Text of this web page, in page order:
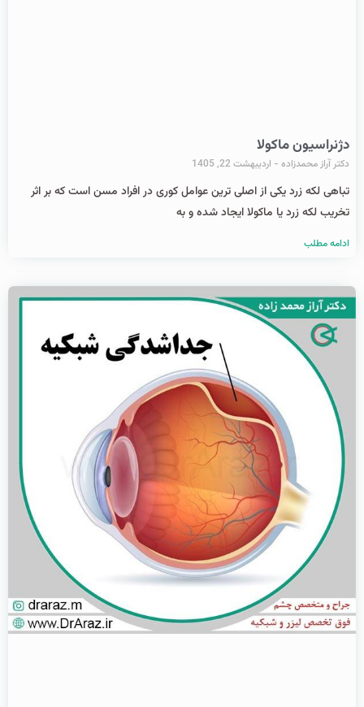
دژنراسیون ماکولا
دکتر آراز محمدزاده اردیبهشت 22, 1405
تباهی لکه زرد یکی از اصلی ترین عوامل کوری در افراد مسن است که بر اثر
تخریب لکه زرد یا ماکولا ایجاد شده و به
ادامه مطلب